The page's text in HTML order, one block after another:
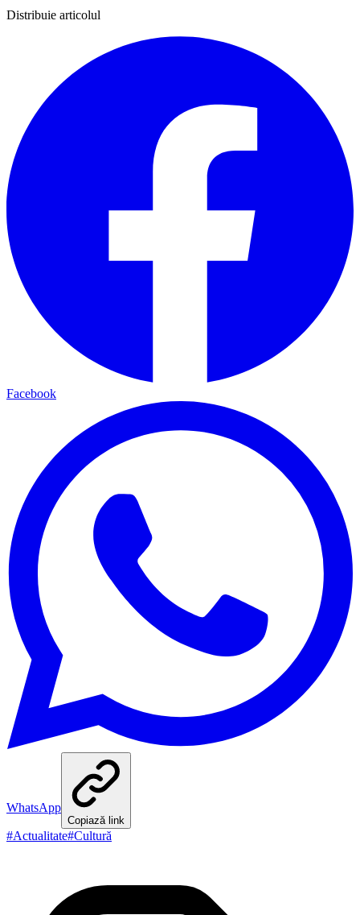
Distribuie articolul
Facebook
WhatsApp
Copiază link
#Actualitate#Cultură